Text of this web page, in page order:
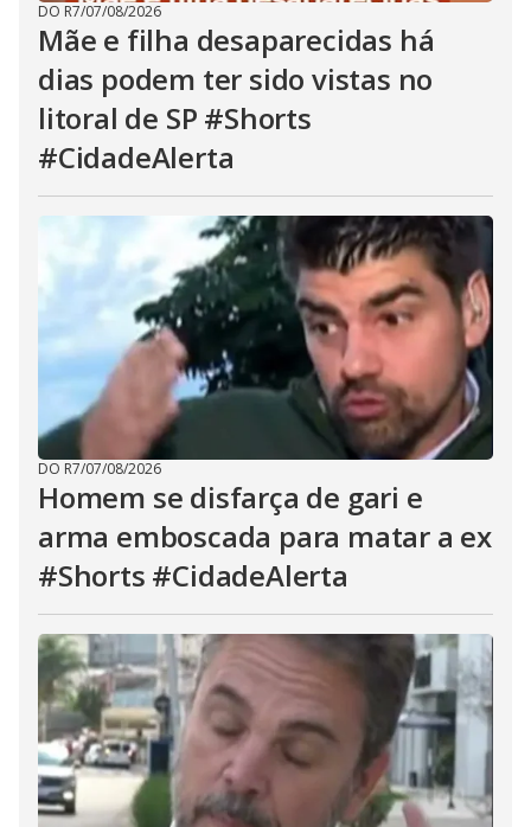
DO R7/07/08/2026
Mãe e filha desaparecidas há
dias podem ter sido vistas no
litoral de SP #Shorts
#CidadeAlerta
DO R7/07/08/2026
Homem se disfarça de gari e
arma emboscada para matar a ex
#Shorts #CidadeAlerta